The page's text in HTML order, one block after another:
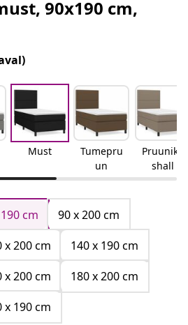
90x190 cm,
Must
Tumepru
un
Pruunika
shall
cm
90 x 200 cm
x 200 cm
140 x 190 cm
x 200 cm
180 x 200 cm
x 190 cm